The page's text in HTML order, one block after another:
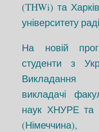
(THWi) та
університету
На новій
студенти з
Викладання
викладачі
наук ХНУРЕ та